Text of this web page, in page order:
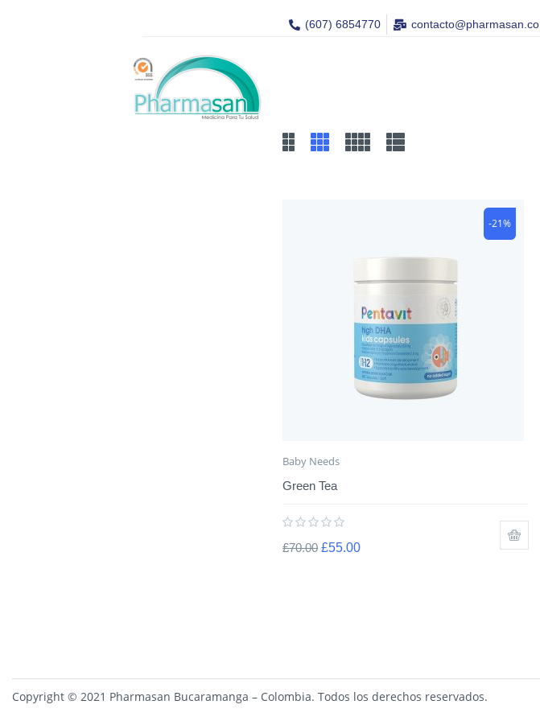
(607) 6854770 contacto@pharmasan.co​
-21%
Baby Needs
Green Tea
£70.00 £55.00
Copyright © 2021 Pharmasan Bucaramanga – Colombia. Todos los derechos reservados.